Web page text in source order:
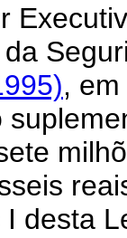
,
I desta